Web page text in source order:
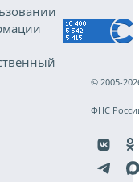
© 2005-
ФНС